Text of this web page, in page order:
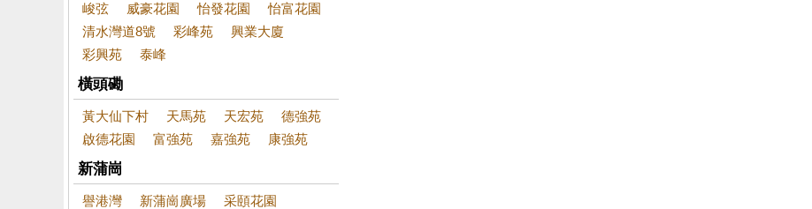
峻弦
威豪花園 怡發花園
怡富花園
清水灣道8號
彩峰苑
興業大廈
彩興苑
泰峰
橫頭磡
黃大仙下村 天馬苑 天宏苑
德強苑
啟德花園
富強苑 嘉強苑 康強苑
新蒲崗
譽港灣 新蒲崗廣場
采頤花園